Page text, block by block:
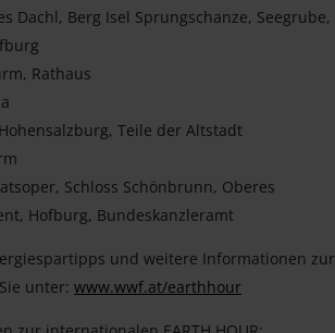
Dachl, Berg Isel Sprungschanze, Seegrube,
Rathaus
Teile der Altstadt
Schloss Schönbrunn, Oberes
Hofburg, Bundeskanzleramt
und weitere Informationen zur
unter: www.wwf.at/earthhour